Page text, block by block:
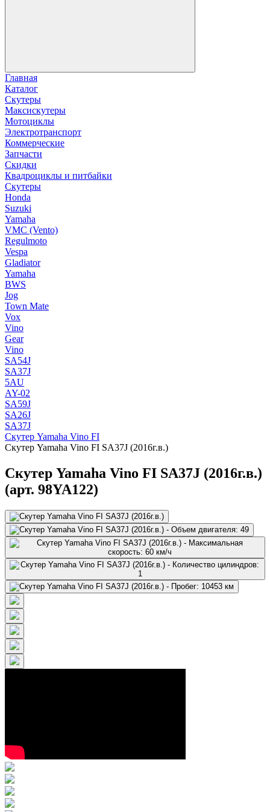
Главная
Каталог
Скутеры
Максискутеры
Мотоциклы
Электротранспорт
Коммерческие
Запчасти
Скидки
Квадроциклы и питбайки
Скутеры
Honda
Suzuki
Yamaha
VMC (Vento)
Regulmoto
Vespa
Gladiator
Yamaha
BWS
Jog
Town Mate
Vox
Vino
Gear
Vino
SA54J
SA37J
5AU
AY-02
SA59J
SA26J
SA37J
Скутер Yamaha Vino FI
Скутер Yamaha Vino FI SA37J (2016г.в.)
Скутер Yamaha Vino FI SA37J (2016г.в.)
(арт. 98YA122)